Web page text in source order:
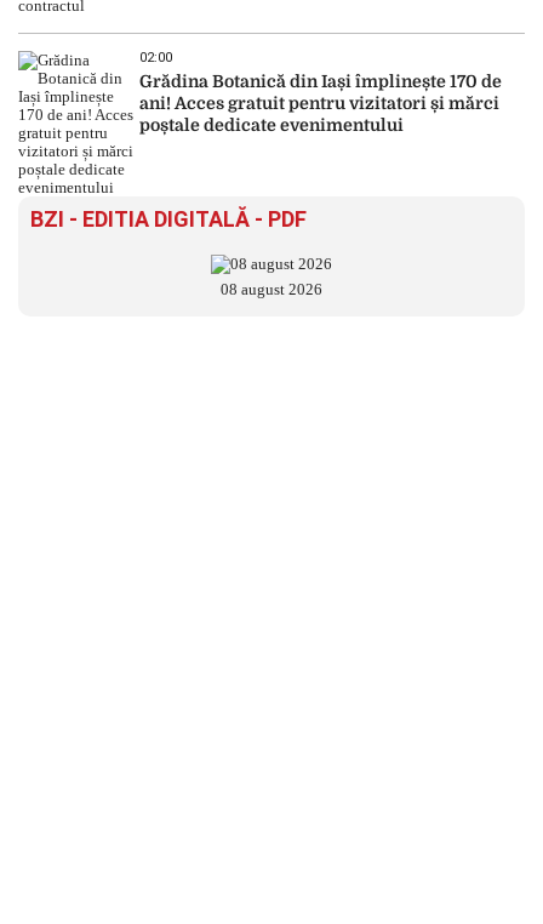
02:00
Grădina Botanică din Iași împlinește 170 de
ani! Acces gratuit pentru vizitatori și mărci
poștale dedicate evenimentului
BZI - EDITIA DIGITALĂ - PDF
08 august 2026